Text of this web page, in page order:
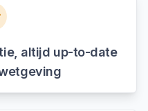
altijd up-to-date